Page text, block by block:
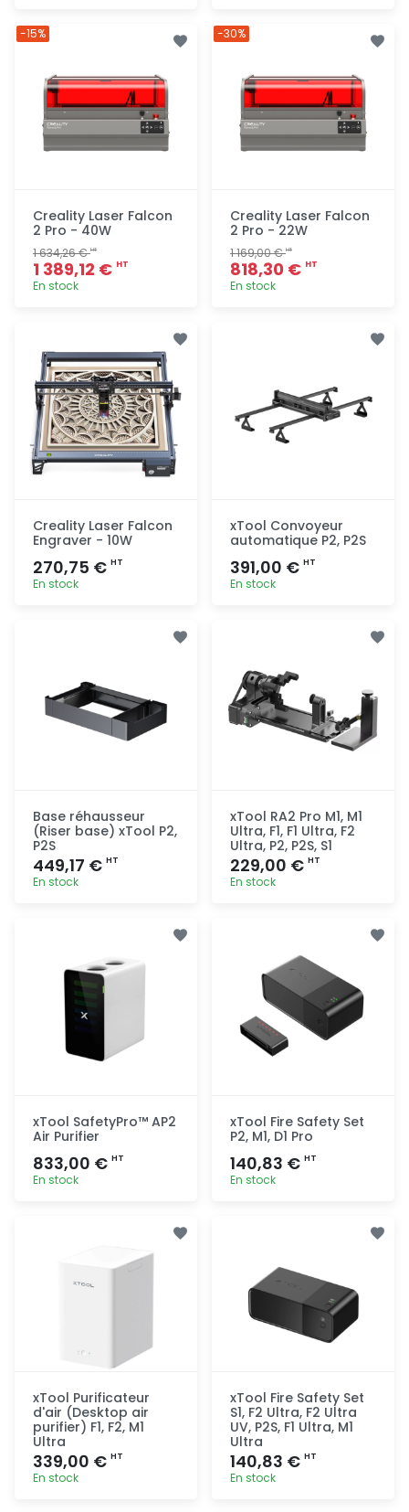
Creality Laser Falcon
2 Pro - 40W
1 634,26 €HT
1 389,12 € HT
En stock
-15%
Creality Laser Falcon
2 Pro - 22W
1 169,00 €HT
818,30 € HT
En stock
-30%
Creality Laser Falcon
Engraver - 10W
270,75 € HT
En stock
xTool Convoyeur
automatique P2, P2S
391,00 € HT
En stock
Base réhausseur
(Riser base) xTool P2,
P2S
449,17 € HT
En stock
xTool RA2 Pro M1, M1
Ultra, F1, F1 Ultra, F2
Ultra, P2, P2S, S1
229,00 € HT
En stock
xTool SafetyPro™ AP2
Air Purifier
833,00 € HT
En stock
xTool Fire Safety Set
P2, M1, D1 Pro
140,83 € HT
En stock
xTool Purificateur
d'air (Desktop air
purifier) F1, F2, M1
Ultra
339,00 € HT
En stock
xTool Fire Safety Set
S1, F2 Ultra, F2 Ultra
UV, P2S, F1 Ultra, M1
Ultra
140,83 € HT
En stock